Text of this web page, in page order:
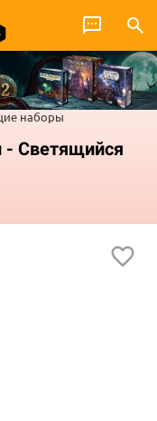
наборы
Светящийся